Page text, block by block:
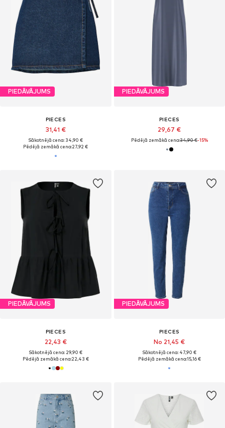
PIEDĀVĀJUMS
PIECES
31,41 €
Sākotnējā cena: 34,90 €
Pēdējā zemākā cena:27,92 €
PIEDĀVĀJUMS
PIECES
29,67 €
Pēdējā zemākā cena:34,90 €-15%
PIEDĀVĀJUMS
PIECES
22,43 €
Sākotnējā cena: 29,90 €
Pēdējā zemākā cena:22,43 €
PIEDĀVĀJUMS
PIECES
No 21,45 €
Sākotnējā cena: 47,90 €
Pēdējā zemākā cena:15,16 €